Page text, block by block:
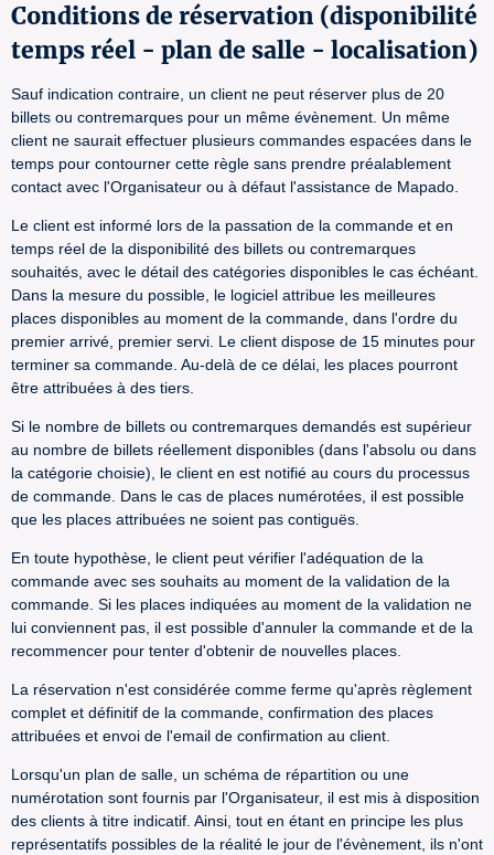
Conditions de réservation (disponibilité
temps réel - plan de salle - localisation)
Sauf indication contraire, un client ne peut réserver plus de 20
billets ou contremarques pour un même évènement. Un même
client ne saurait effectuer plusieurs commandes espacées dans le
temps pour contourner cette règle sans prendre préalablement
contact avec l'Organisateur ou à défaut l'assistance de Mapado.
Le client est informé lors de la passation de la commande et en
temps réel de la disponibilité des billets ou contremarques
souhaités, avec le détail des catégories disponibles le cas échéant.
Dans la mesure du possible, le logiciel attribue les meilleures
places disponibles au moment de la commande, dans l'ordre du
premier arrivé, premier servi. Le client dispose de 15 minutes pour
terminer sa commande. Au-delà de ce délai, les places pourront
être attribuées à des tiers.
Si le nombre de billets ou contremarques demandés est supérieur
au nombre de billets réellement disponibles (dans l'absolu ou dans
la catégorie choisie), le client en est notifié au cours du processus
de commande. Dans le cas de places numérotées, il est possible
que les places attribuées ne soient pas contiguës.
En toute hypothèse, le client peut vérifier l'adéquation de la
commande avec ses souhaits au moment de la validation de la
commande. Si les places indiquées au moment de la validation ne
lui conviennent pas, il est possible d'annuler la commande et de la
recommencer pour tenter d'obtenir de nouvelles places.
La réservation n'est considérée comme ferme qu'après règlement
complet et définitif de la commande, confirmation des places
attribuées et envoi de l'email de confirmation au client.
Lorsqu'un plan de salle, un schéma de répartition ou une
numérotation sont fournis par l'Organisateur, il est mis à disposition
des clients à titre indicatif. Ainsi, tout en étant en principe les plus
représentatifs possibles de la réalité le jour de l'évènement, ils n'ont